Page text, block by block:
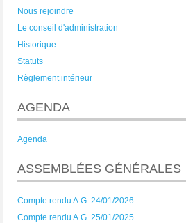
Nous rejoindre
Le conseil d'administration
Historique
Statuts
Règlement intérieur
AGENDA
Agenda
ASSEMBLÉES GÉNÉRALES
Compte rendu A.G. 24/01/2026
Compte rendu A.G. 25/01/2025